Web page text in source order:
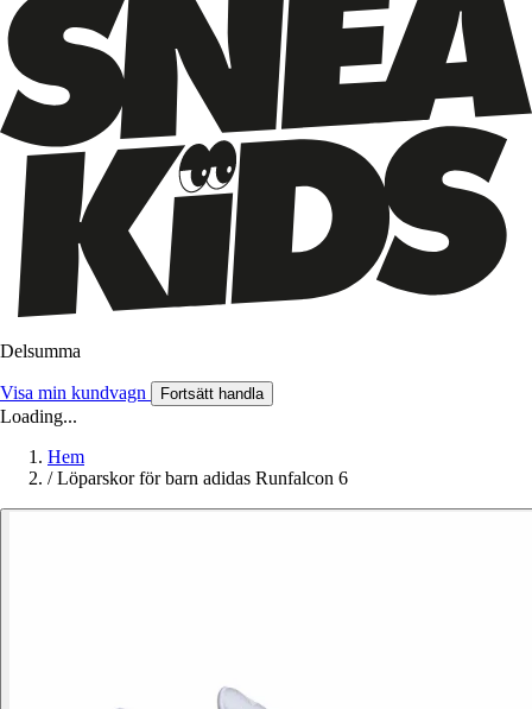
Delsumma
Visa min kundvagn Fortsätt handla
Loading...
Hem
/ Löparskor för barn adidas Runfalcon 6